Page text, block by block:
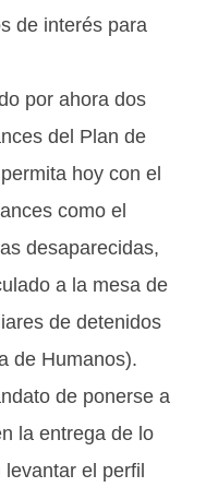
de interés para
por ahora dos
del Plan de
hoy con el
como el
desaparecidas,
a la mesa de
de detenidos
de Humanos).
de ponerse a
la entrega de lo
el perfil